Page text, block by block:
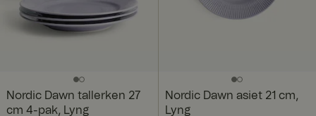
Nordic Dawn tallerken 27
cm 4-pak, Lyng
Nordic Dawn asiet 21 cm,
Lyng